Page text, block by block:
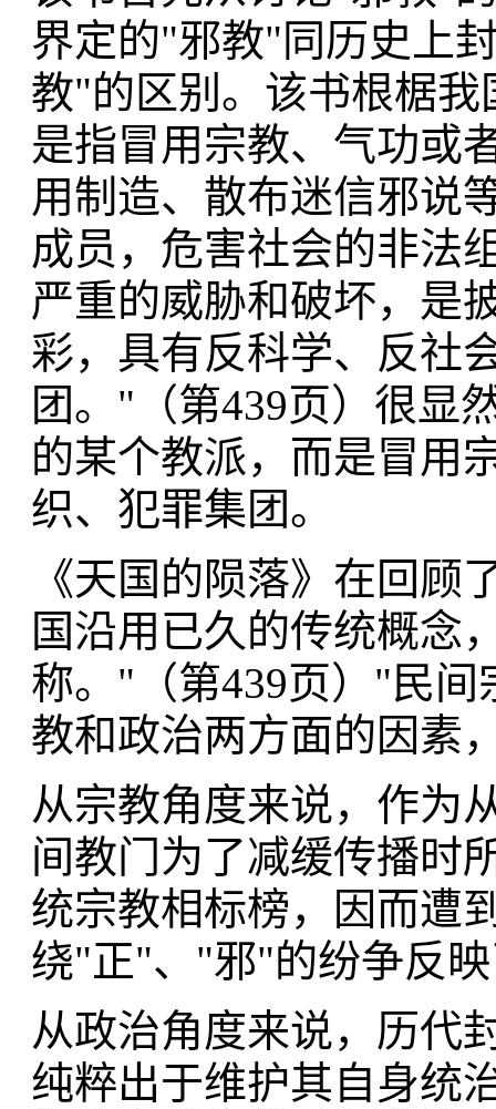
界定的"邪教"同历史上
教"的区别。该书根椐
是指冒用宗教、气功或
用制造、散布迷信邪说
成员，危害社会的非法
严重的威胁和破坏，是
彩，具有反科学、反社
团。"（第439页）很显
的某个教派，而是冒用
织、犯罪集团。
《天国的陨落》在回
国沿用已久的传统概念
称。"（第439页）"民
教和政治两方面的因素
从宗教角度来说，作为
间教门为了减缓传播时
统宗教相标榜，因而遭
绕"正"、"邪"的纷争反
从政治角度来说，历代
纯粹出于维护其自身统